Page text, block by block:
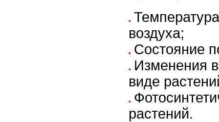
воздуха;
Состояние
Изменения
виде
растений.